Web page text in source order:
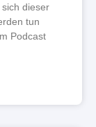
dieser
tun
Podcast